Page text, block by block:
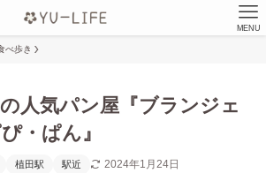
MENU
べ歩き
人気パン屋『ブランジェ
・ぱん』
植田駅 駅近 2024年1月24日